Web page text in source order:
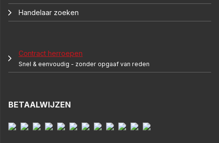
Handelaar zoeken
Contract herroepen
Snel & eenvoudig - zonder opgaaf van reden
BETAALWIJZEN